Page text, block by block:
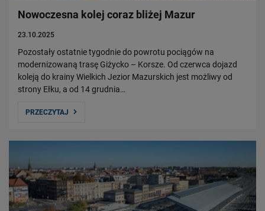
Nowoczesna kolej coraz bliżej Mazur
23.10.2025
Pozostały ostatnie tygodnie do powrotu pociągów na
modernizowaną trasę Giżycko – Korsze. Od czerwca dojazd
koleją do krainy Wielkich Jezior Mazurskich jest możliwy od
strony Ełku, a od 14 grudnia…
PRZECZYTAJ